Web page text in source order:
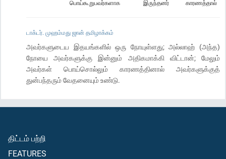
காரணத்தால்
இருந்தனர்
பொய்கூறுபவர்களாக
டாக்டர். முஹம்மது ஜான் தமிழாக்கம்
அவர்களுடைய இதயங்களில் ஒரு நோயுள்ளது; அல்லாஹ் (அந்த)
நோயை அவர்களுக்கு இன்னும் அதிகமாக்கி விட்டான்; மேலும்
அவர்கள் பொய்சொல்லும் காரணத்தினால் அவர்களுக்குத்
துன்பந்தரும் வேதனையும் உண்டு.
திட்டம் பற்றி
FEATURES